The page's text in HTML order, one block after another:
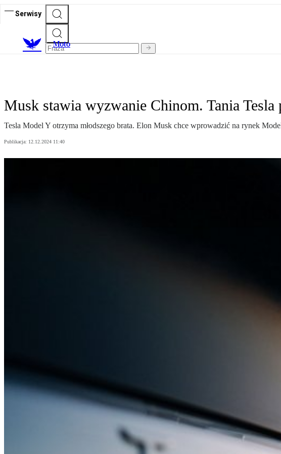
Serwisy
Moto
Musk stawia wyzwanie Chinom. Tania
Tesla Model Y otrzyma młodszego brata. Elon Musk chce wprowadzić na rynek
Publikacja: 12.12.2024 11:40